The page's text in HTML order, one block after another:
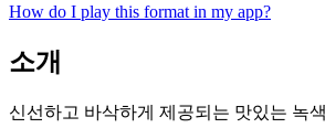
How do I play this format in my app?
소개
신선하고 바삭하게 제공되는 맛있는 녹